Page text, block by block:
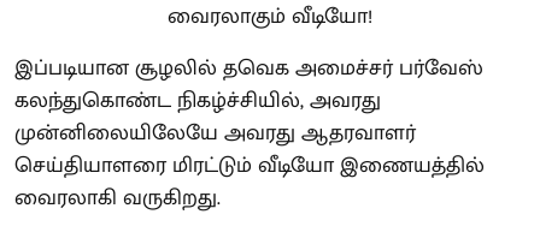
இப்படியான சூழலில் தவெக அமைச்சர் பர்வேஸ்
கலந்துகொண்ட நிகழ்ச்சியில், அவரது
முன்னிலையிலேயே அவரது ஆதரவாளர்
செய்தியாளரை மிரட்டும் வீடியோ இணையத்தில்
வைரலாகி வருகிறது.